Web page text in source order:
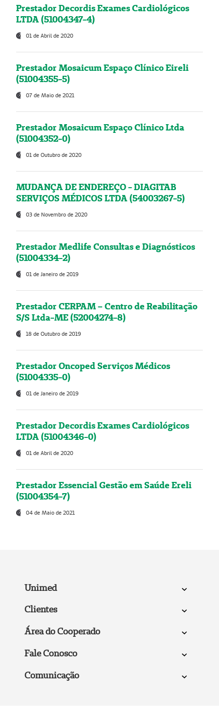
Prestador Decordis Exames Cardiológicos
LTDA (51004347-4)
01 de Abril de 2020
Prestador Mosaicum Espaço Clínico Eireli
(51004355-5)
07 de Maio de 2021
Prestador Mosaicum Espaço Clínico Ltda
(51004352-0)
01 de Outubro de 2020
MUDANÇA DE ENDEREÇO - DIAGITAB
SERVIÇOS MÉDICOS LTDA (54003267-5)
03 de Novembro de 2020
Prestador Medlife Consultas e Diagnósticos
(51004334-2)
01 de Janeiro de 2019
Prestador CERPAM – Centro de Reabilitação
S/S Ltda-ME (52004274-8)
18 de Outubro de 2019
Prestador Oncoped Serviços Médicos
(51004335-0)
01 de Janeiro de 2019
Prestador Decordis Exames Cardiológicos
LTDA (51004346-0)
01 de Abril de 2020
Prestador Essencial Gestão em Saúde Ereli
(51004354-7)
04 de Maio de 2021
Unimed
Clientes
Área do Cooperado
Fale Conosco
Comunicação